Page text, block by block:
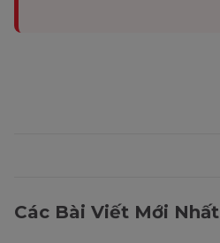
Các Bài Viết Mới Nhất